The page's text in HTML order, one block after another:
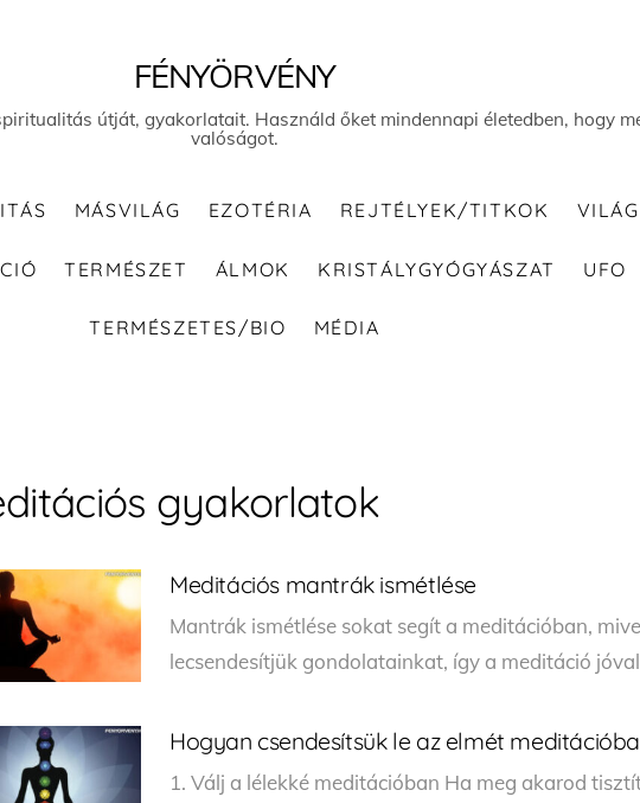
FÉNYÖRVÉNY
útját, gyakorlatait. Használd őket mindennapi életedben, hogy
valóságot.
MÁSVILÁG EZOTÉRIA REJTÉLYEK/TITKOK VILÁG
TERMÉSZET ÁLMOK KRISTÁLYGYÓGYÁSZAT UFO
TERMÉSZETES/BIO MÉDIA
gyakorlatok
Meditációs mantrák ismétlése
Mantrák ismétlése sokat segít a meditációban,
lecsendesítjük gondolatainkat, így a meditáció
Hogyan csendesítsük le az elmét
1. Válj a lélekké meditációban Ha meg akarod